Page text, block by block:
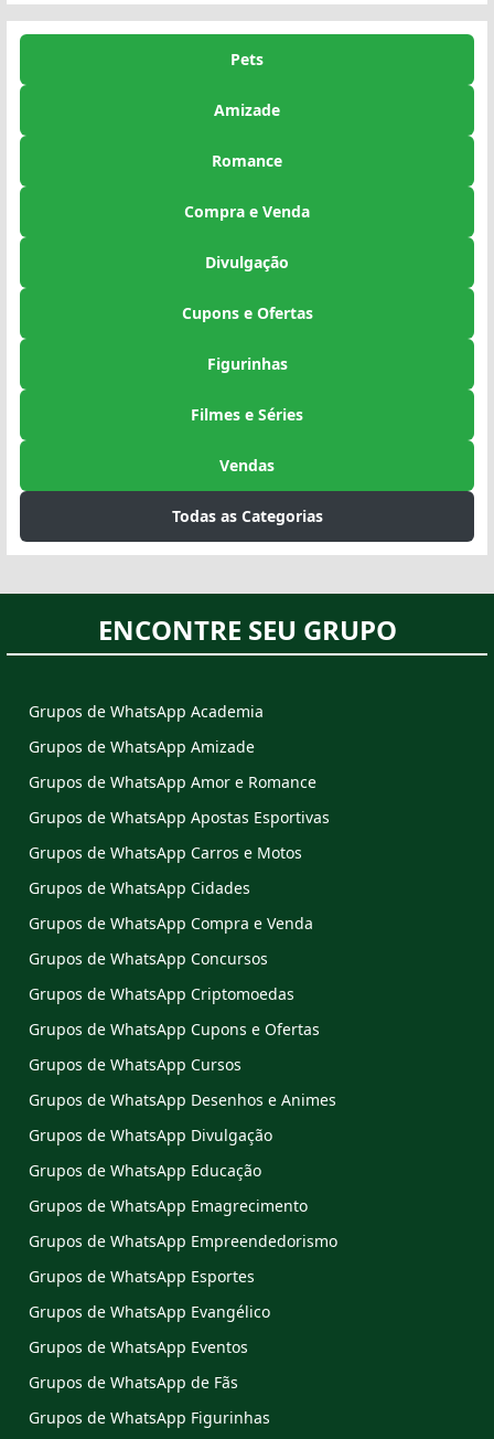
Pets
Amizade
Romance
Compra e Venda
Divulgação
Cupons e Ofertas
Figurinhas
Filmes e Séries
Vendas
Todas as Categorias
ENCONTRE SEU GRUPO
Grupos de WhatsApp Academia
Grupos de WhatsApp Amizade
Grupos de WhatsApp Amor e Romance
Grupos de WhatsApp Apostas Esportivas
Grupos de WhatsApp Carros e Motos
Grupos de WhatsApp Cidades
Grupos de WhatsApp Compra e Venda
Grupos de WhatsApp Concursos
Grupos de WhatsApp Criptomoedas
Grupos de WhatsApp Cupons e Ofertas
Grupos de WhatsApp Cursos
Grupos de WhatsApp Desenhos e Animes
Grupos de WhatsApp Divulgação
Grupos de WhatsApp Educação
Grupos de WhatsApp Emagrecimento
Grupos de WhatsApp Empreendedorismo
Grupos de WhatsApp Esportes
Grupos de WhatsApp Evangélico
Grupos de WhatsApp Eventos
Grupos de WhatsApp de Fãs
Grupos de WhatsApp Figurinhas